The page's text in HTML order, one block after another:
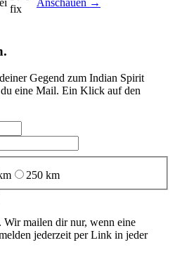
fix
Gegend zum Indian Spirit
eine Mail. Ein Klick auf den
250 km
mailen dir nur, wenn eine
jederzeit per Link in jeder